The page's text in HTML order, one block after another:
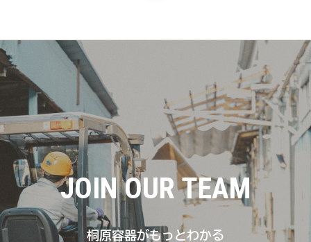
JOIN OUR TEAM
桐原容器がもっとわかる